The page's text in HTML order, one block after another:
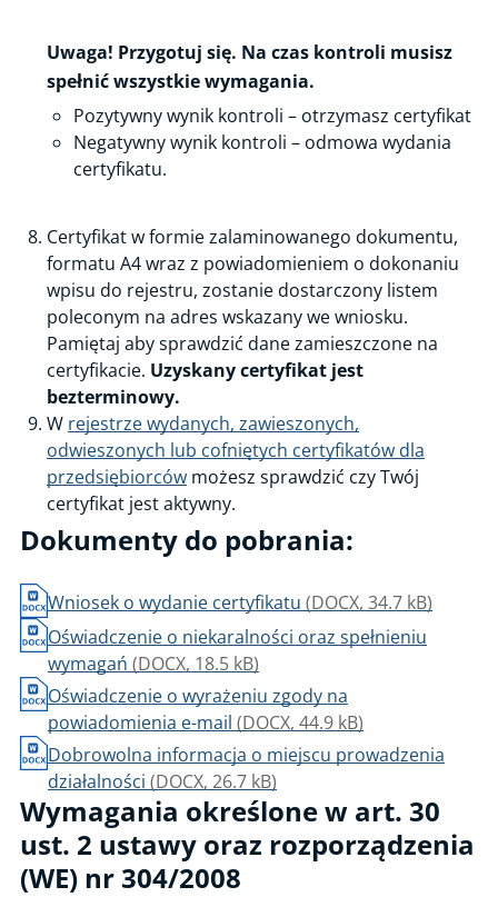
Uwaga! Przygotuj się. Na czas kontroli musisz
spełnić wszystkie wymagania.
Pozytywny wynik kontroli – otrzymasz certyfikat
Negatywny wynik kontroli – odmowa wydania
certyfikatu.
Certyfikat w formie zalaminowanego dokumentu,
formatu A4 wraz z powiadomieniem o dokonaniu
wpisu do rejestru, zostanie dostarczony listem
poleconym na adres wskazany we wniosku.
Pamiętaj aby sprawdzić dane zamieszczone na
certyfikacie. Uzyskany certyfikat jest
bezterminowy.
W rejestrze wydanych, zawieszonych,
odwieszonych lub cofniętych certyfikatów dla
przedsiębiorców możesz sprawdzić czy Twój
certyfikat jest aktywny.
Dokumenty do pobrania:
Wniosek o wydanie certyfikatu (DOCX, 34.7 kB)
Oświadczenie o niekaralności oraz spełnieniu
wymagań (DOCX, 18.5 kB)
Oświadczenie o wyrażeniu zgody na
powiadomienia e-mail (DOCX, 44.9 kB)
Dobrowolna informacja o miejscu prowadzenia
działalności (DOCX, 26.7 kB)
Wymagania określone w art. 30
ust. 2 ustawy oraz rozporządzenia
(WE) nr 304/2008